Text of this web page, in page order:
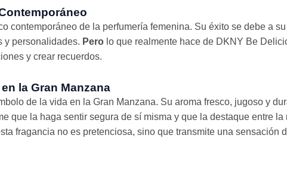
contemporáneo de la perfumería femenina. Su éxito se debe a
y personalidades. Pero lo que realmente hace de DKNY Be
y crear recuerdos.
la Gran Manzana
de la vida en la Gran Manzana. Su aroma fresco, jugoso y
que la haga sentir segura de sí misma y que la destaque entre la
fragancia no es pretenciosa, sino que transmite una sensación